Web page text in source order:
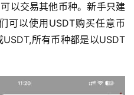
以交易其他币种。新手只建
可以使用USDT购买任意币
所有币种都是以USDT